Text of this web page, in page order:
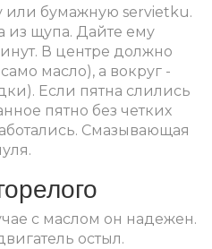
или бумажную servietku.
из щупа. Дайте ему
В центре должно
масло), а вокруг -
Если пятна слились
пятно без четких
Смазывающая
с маслом он надежен.
остыл.